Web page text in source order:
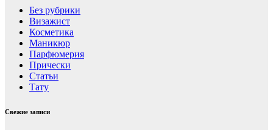
Без рубрики
Визажист
Косметика
Маникюр
Парфюмерия
Прически
Статьи
Тату
Свежие записи